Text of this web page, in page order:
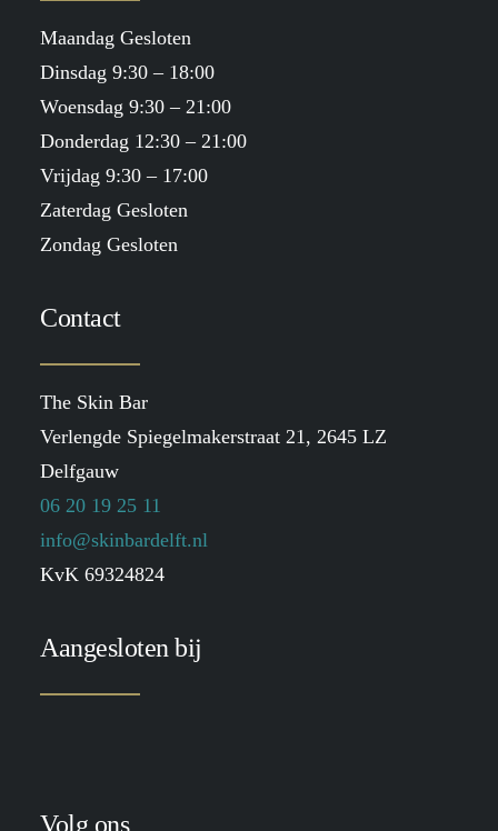
Maandag Gesloten
Dinsdag 9:30 – 18:00
Woensdag 9:30 – 21:00
Donderdag 12:30 – 21:00
Vrijdag 9:30 – 17:00
Zaterdag Gesloten
Zondag Gesloten
Contact
The Skin Bar
Verlengde Spiegelmakerstraat 21, 2645 LZ
Delfgauw
06 20 19 25 11
info@skinbardelft.nl
KvK 69324824
Aangesloten bij
Volg ons